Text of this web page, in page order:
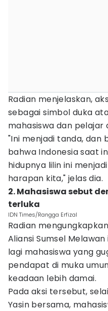
Radian menjelaskan,
sebagai simbol duka
mahasiswa dan pelajar
"Ini menjadi tanda, dan
bahwa Indonesia saat
hidupnya lilin ini
harapan kita," jelas dia.
2. Mahasiswa sebut
terluka
IDN Times/Rangga Erfizal
Radian
Aliansi Sumsel
lagi mahasiswa yang
pendapat di muka
keadaan lebih damai.
Pada aksi tersebut,
Yasin bersama,